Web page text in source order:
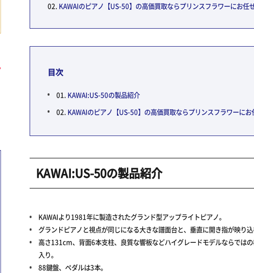
KAWAIのピアノ【US-50】の高価買取ならプリンスフラワーにお任
目次
KAWAI:US-50の製品紹介
KAWAIのピアノ【US-50】の高価買取ならプリンスフラワーにお
KAWAI:US-50の製品紹介
KAWAIより1981年に製造されたグランド型アップライトピアノ。
グランドピアノと視点が同じになる大きな譜面台と、垂直に開き指が映り込
高さ131cm、背面6本支柱、良質な響板などハイグレードモデルならでは
入り。
88鍵盤、ペダルは3本。